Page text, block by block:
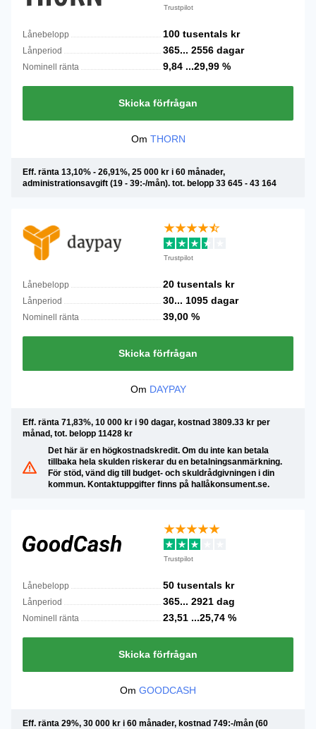
Trustpilot
Lånebelopp 100 tusentals kr
Lånperiod 365... 2556 dagar
Nominell ränta 9,84 ...29,99 %
Skicka förfrågan
Om THORN
Eff. ränta 13,10% - 26,91%, 25 000 kr i 60 månader,
administrationsavgift (19 - 39:-/mån). tot. belopp 33 645 - 43 164
Trustpilot
Lånebelopp 20 tusentals kr
Lånperiod 30... 1095 dagar
Nominell ränta 39,00 %
Skicka förfrågan
Om DAYPAY
Eff. ränta 71,83%, 10 000 kr i 90 dagar, kostnad 3809.33 kr per
månad, tot. belopp 11428 kr
Det här är en högkostnadskredit. Om du inte kan betala
tillbaka hela skulden riskerar du en betalningsanmärkning.
För stöd, vänd dig till budget- och skuldrådgivningen i din
kommun. Kontaktuppgifter finns på hallåkonsument.se.
Trustpilot
Lånebelopp 50 tusentals kr
Lånperiod 365... 2921 dag
Nominell ränta 23,51 ...25,74 %
Skicka förfrågan
Om GOODCASH
Eff. ränta 29%, 30 000 kr i 60 månader, kostnad 749:-/mån (60